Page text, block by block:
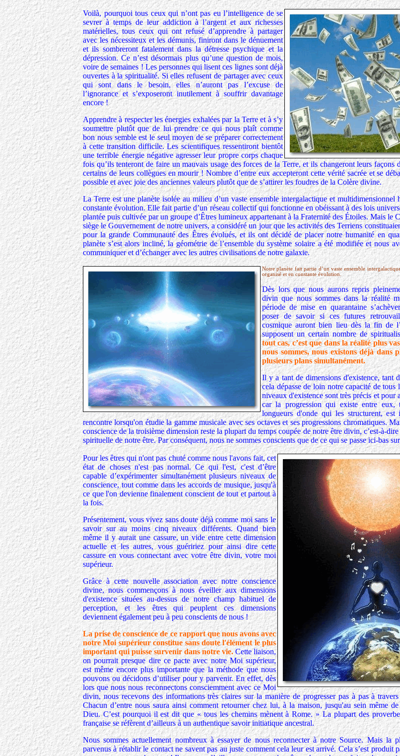
Voilà, pourquoi tous ceux qui n’ont pas eu l’intelligence de se
sevrer à temps de leur addiction à l’argent et aux richesses
matérielles, tous ceux qui ont refusé d’apprendre à partager
avec les nécessiteux et les démunis, finiront dans le dénuement
et ils sombreront fatalement dans la détresse psychique et la
dépression. Ce n’est désormais plus qu’une question de mois,
voire de semaines ! Les personnes qui lisent ces lignes sont déjà
ouvertes à la spiritualité. Si elles refusent de partager avec ceux
qui sont dans le besoin, elles n’auront pas l’excuse de
l’ignorance et s’exposeront inutilement à souffrir davantage
encore !
Apprendre à respecter les énergies exhalées par la Terre et à s’y
soumettre plutôt que de lui prendre ce qui nous plaît comme
bon nous semble est le seul moyen de se préparer correctement
à cette transition difficile. Les scientifiques ressentiront bientôt
une terrible énergie négative agresser leur propre corps chaque
fois qu’ils tenteront de faire un mauvais usage des forces de la Terre, et ils changeront leurs façons
certains de leurs collègues en mourir ! Nombre d’entre eux accepteront cette vérité sacrée et se
possible et avec joie des anciennes valeurs plutôt que de s’attirer les foudres de la Colère divine.
La Terre est une planète isolée au milieu d’un vaste ensemble intergalactique et multidimensionnel
constante évolution. Elle fait partie d’un réseau collectif qui fonctionne en obéissant à des lois
plantée puis cultivée par un groupe d’Êtres lumineux appartenant à la Fraternité des Étoiles. Mais le
siège le Gouvernement de notre univers, a considéré un jour que les activités des Terriens
pour la grande Communauté des Êtres évolués, et ils ont décidé de placer notre humanité en
planète s’est alors incliné, la géométrie de l’ensemble du système solaire a été modifiée et nous
communiquer et d’échanger avec les autres civilisations de notre galaxie.
Notre planète fait partie d’un vaste ensemble
organisé et en constante évolution.
Dès lors que nous aurons repris
divin que nous sommes dans la réalité
période de mise en quarantaine
poser de savoir si ces futures
cosmique auront bien lieu dès la fin de
supposent un certain nombre de
tout cas, c’est que dans la réalité plus
nous sommes, nous existons déjà dans
plusieurs plans simultanément.
Il y a tant de dimensions d'existence, tant
cela dépasse de loin notre capacité de tous
niveaux d'existence sont très précis et pour
car la progression qui existe entre eux,
longueurs d'onde qui les structurent,
rencontre lorsqu'on étudie la gamme musicale avec ses octaves et ses progressions chromatiques.
conscience de la troisième dimension reste la plupart du temps coupée de notre être divin, c’est-à-
spirituelle de notre être. Par conséquent, nous ne sommes conscients que de ce qui se passe ici-bas
Pour les êtres qui n'ont pas chuté comme nous l'avons fait, cet
état de choses n'est pas normal. Ce qui l'est, c'est d’être
capable d’expérimenter simultanément plusieurs niveaux de
conscience, tout comme dans les accords de musique, jusqu'à
ce que l'on devienne finalement conscient de tout et partout à
la fois.
Présentement, vous vivez sans doute déjà comme moi sans le
savoir sur au moins cinq niveaux différents. Quand bien
même il y aurait une cassure, un vide entre cette dimension
actuelle et les autres, vous guéririez pour ainsi dire cette
cassure en vous connectant avec votre être divin, votre moi
supérieur.
Grâce à cette nouvelle association avec notre conscience
divine, nous commençons à nous éveiller aux dimensions
d'existence situées au-dessus de notre champ habituel de
perception, et les êtres qui peuplent ces dimensions
deviennent également peu à peu conscients de nous !
La prise de conscience de ce rapport que nous avons avec
notre Moi supérieur constitue sans doute l'élément le plus
important qui puisse survenir dans notre vie. Cette liaison,
on pourrait presque dire ce pacte avec notre Moi supérieur,
est même encore plus importante que la méthode que nous
pouvons ou décidons d’utiliser pour y parvenir. En effet, dès
lors que nous nous reconnectons consciemment avec ce Moi
divin, nous recevons des informations très claires sur la manière de progresser pas à pas à
Chacun d’entre nous saura ainsi comment retourner chez lui, à la maison, jusqu'au sein même
Dieu. C’est pourquoi il est dit que « tous les chemins mènent à Rome. » La plupart des
française se réfèrent d’ailleurs à un authentique savoir initiatique ancestral.
Nous sommes actuellement nombreux à essayer de nous reconnecter à notre Source. Mais la
parvenus à rétablir le contact ne savent pas au juste comment cela leur est arrivé. Cela s’est produit